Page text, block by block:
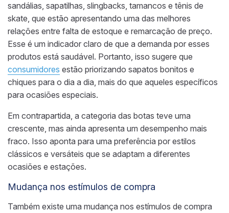
sandálias, sapatilhas, slingbacks, tamancos e tênis de
skate, que estão apresentando uma das melhores
relações entre falta de estoque e remarcação de preço.
Esse é um indicador claro de que a demanda por esses
produtos está saudável. Portanto, isso sugere que
consumidores estão priorizando sapatos bonitos e
chiques para o dia a dia, mais do que aqueles específicos
para ocasiões especiais.
Em contrapartida, a categoria das botas teve uma
crescente, mas ainda apresenta um desempenho mais
fraco. Isso aponta para uma preferência por estilos
clássicos e versáteis que se adaptam a diferentes
ocasiões e estações.
Mudança nos estímulos de compra
Também existe uma mudança nos estímulos de compra